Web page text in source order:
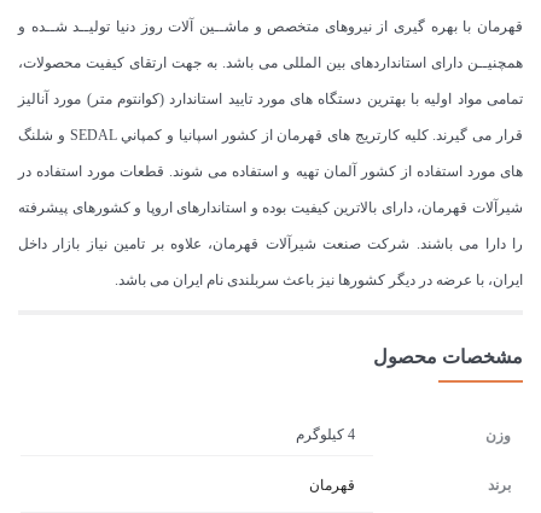
قهرمان با بهره گیری از نیروهای متخصص و ماشــین آلات روز دنیا تولیــد شــده و
همچنیــن دارای استانداردهای بین المللی می باشد. به جهت ارتقای کیفیت محصولات،
تمامی مواد اولیه با بهترین دستگاه های مورد تایید استاندارد (كوانتوم متر) مورد آنالیز
قرار می گیرند. كليه كارتريج های قهرمان از كشور اسپانيا و كمپاني SEDAL و شلنگ
های مورد استفاده از کشور آلمان تهیه و استفاده می شوند. قطعات مورد استفاده در
شیرآلات قهرمان، دارای بالاترین کیفیت بوده و استاندارهای اروپا و کشورهای پیشرفته
را دارا می باشند. شرکت صنعت شیرآلات قهرمان، علاوه بر تامین نیاز بازار داخل
ایران، با عرضه در دیگر کشورها نیز باعث سربلندی نام ایران می باشد.
مشخصات محصول
وزن 4 کیلوگرم
برند قهرمان